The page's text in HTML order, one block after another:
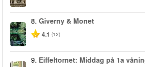
8. Giverny & Monet
4.1 (12)
9. Eiffeltornet: Middag på 1a